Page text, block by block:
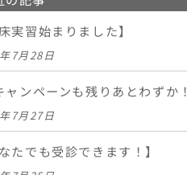
床実習始まりました】
7月28日
ャンペーンも残りあとわずか！
7月27日
なたでも受診できます！】